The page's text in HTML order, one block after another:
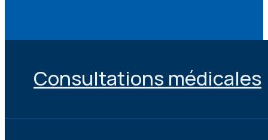
Consultations médicales